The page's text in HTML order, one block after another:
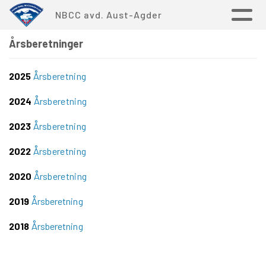
NBCC avd. Aust-Agder
Årsberetninger
2025 Årsberetning
2024 Årsberetning
2023 Årsberetning
2022 Årsberetning
2020 Årsberetning
2019 Årsberetning
2018 Årsberetning